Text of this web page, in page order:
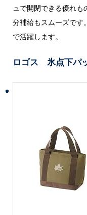
ュで開閉できる優れ
分補給もスムーズです
で活躍します。
ロゴス 氷点下パ